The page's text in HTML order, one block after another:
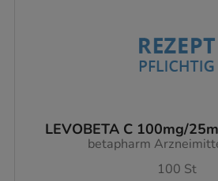
LEVOBETA C 100mg/
betapharm
100 St